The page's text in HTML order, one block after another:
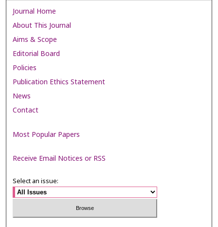
Journal Home
About This Journal
Aims & Scope
Editorial Board
Policies
Publication Ethics Statement
News
Contact
Most Popular Papers
Receive Email Notices or RSS
Select an issue: